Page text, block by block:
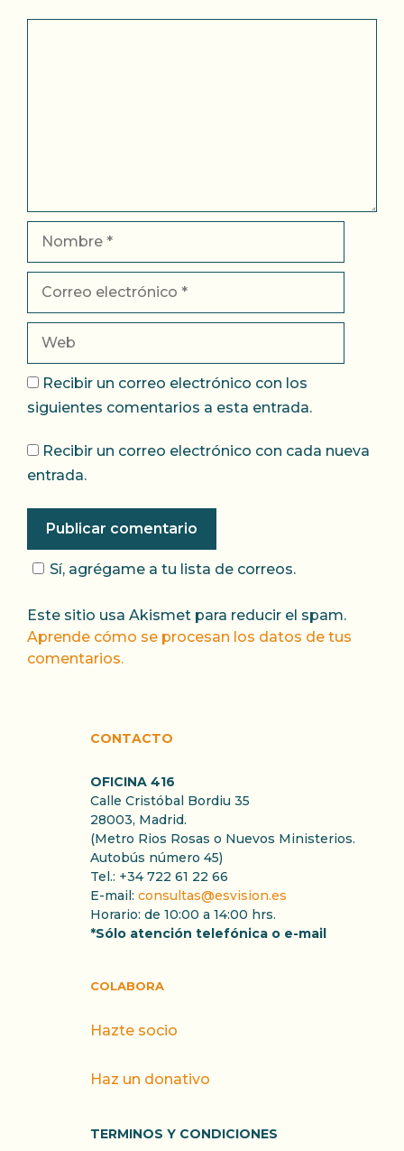
electrónico
Recibir un correo electrónico con los
siguientes comentarios a esta entrada.
Recibir un correo electrónico con cada nueva
entrada.
Sí, agrégame a tu lista de correos.
Este sitio usa Akismet para reducir el spam.
Aprende cómo se procesan los datos de tus
comentarios.
CONTACTO
OFICINA 416
Calle Cristóbal Bordiu 35
28003, Madrid.
(Metro Rios Rosas o Nuevos Ministerios.
Autobús número 45)
Tel.: +34 722 61 22 66
E-mail: consultas@esvision.es
Horario: de 10:00 a 14:00 hrs.
*Sólo atención telefónica o e-mail
COLABORA
Hazte socio
Haz un donativo
TERMINOS Y CONDICIONES